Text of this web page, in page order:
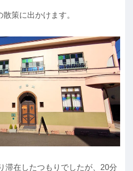
策に出かけます。
滞在したつもりでしたが、20分